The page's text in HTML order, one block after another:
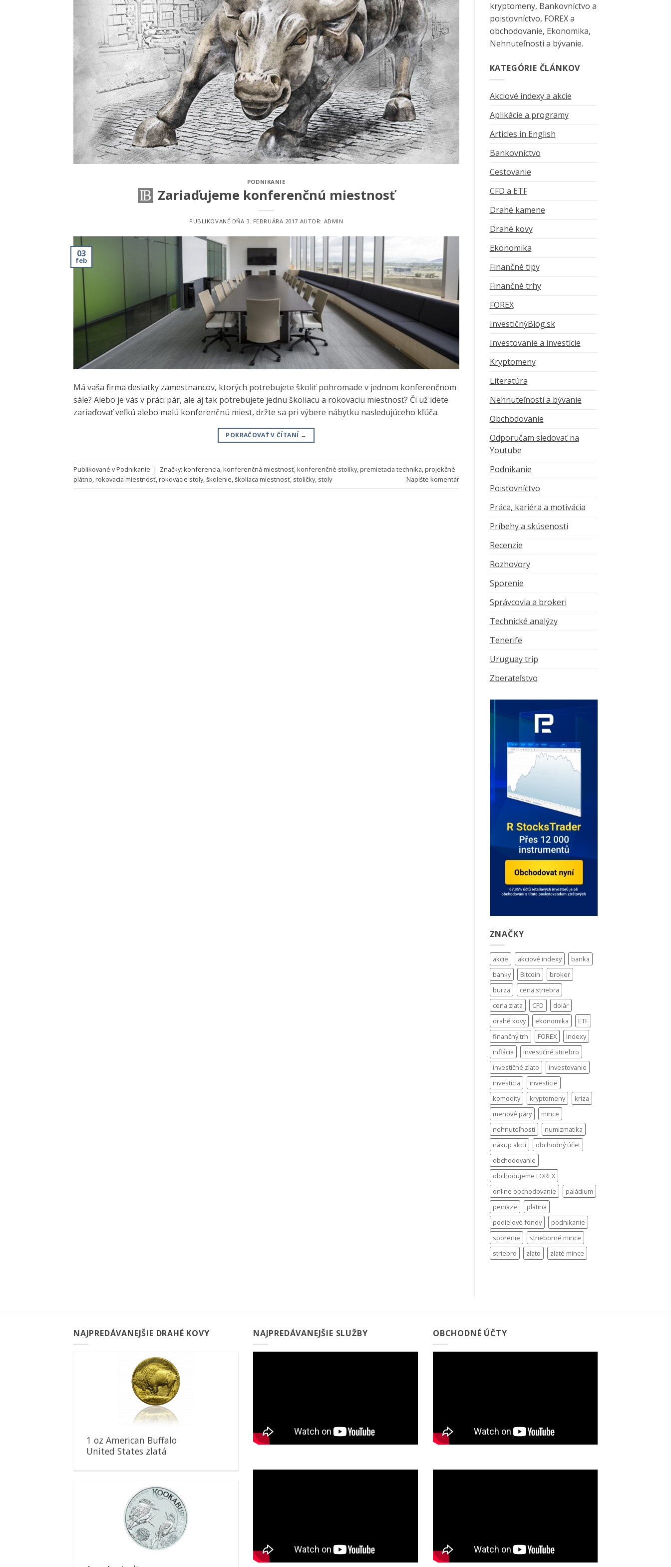
PODNIKANIE
Zariaďujeme konferenčnú miestnosť
PUBLIKOVANÉ DŇA 3. FEBRUÁRA 2017 AUTOR: ADMIN
03
feb
Má vaša firma desiatky zamestnancov, ktorých potrebujete školiť pohromade v jednom konferenčnom
sále? Alebo je vás v práci pár, ale aj tak potrebujete jednu školiacu a rokovaciu miestnosť? Či už idete
zariaďovať veľkú alebo malú konferenčnú miest, držte sa pri výbere nábytku nasledujúceho kľúča.
POKRAČOVAŤ V ČÍTANÍ →
Publikované vPodnikanie | Značky: konferencia,konferenčná miestnosť,konferenčné stolíky,premietacia technika,projekčné
plátno,rokovacia miestnosť,rokovacie stoly,školenie,školiaca miestnosť, stoličky, stoly Napíšte komentár
kryptomeny, Bankovníctvo a
poisťovníctvo, FOREX a
obchodovanie, Ekonomika,
Nehnuteľnosti a bývanie.
KATEGÓRIE ČLÁNKOV
Akciové indexy a akcie
Aplikácie a programy
Articles in English
Bankovníctvo
Cestovanie
CFD a ETF
Drahé kamene
Drahé kovy
Ekonomika
Finančné tipy
Finančné trhy
FOREX
InvestičnýBlog.sk
Investovanie a investície
Kryptomeny
Literatúra
Nehnuteľnosti a bývanie
Obchodovanie
Odporučam sledovať na
Youtube
Podnikanie
Poisťovníctvo
Práca, kariéra a motivácia
Príbehy a skúsenosti
Recenzie
Rozhovory
Sporenie
Správcovia a brokeri
Technické analýzy
Tenerife
Uruguay trip
Zberateľstvo
ZNAČKY
akcie akciové indexy
banka
banky
Bitcoin
broker
burza
cena striebra
cena zlata
CFD
dolár
drahé kovy
ekonomika
ETF
finančný trh
FOREX
indexy
inflácia
investičné striebro
investičné zlato
investovanie
investícia
investície
komodity
kryptomeny
kríza
menové páry
mince
nehnuteľnosti
numizmatika
nákup akcií
obchodný účet
obchodovanie
obchodujeme FOREX
online obchodovanie
paládium
peniaze
platina
podielové fondy
podnikanie
sporenie
strieborné mince
striebro
zlato zlaté mince
NAJPREDÁVANEJŠIE DRAHÉ KOVY
Pridať k
obľúbeným
1 oz American Buffalo
United States zlatá
Pridať k
obľúbeným
NAJPREDÁVANEJŠIE SLUŽBY OBCHODNÉ ÚČTY